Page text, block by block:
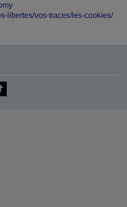
libertes/vos-traces/les-cookies/